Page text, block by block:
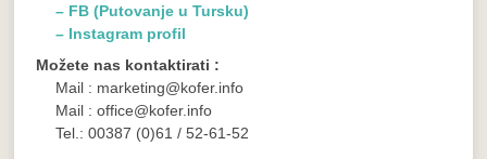
– FB (Putovanje u Tursku)
– Instagram profil
Možete nas kontaktirati :
Mail : marketing@kofer.info
Mail : office@kofer.info
Tel.: 00387 (0)61 / 52-61-52